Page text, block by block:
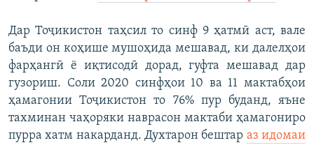
Дар Тоҷикистон таҳсил то синф 9 ҳатмӣ аст, вале
баъди он коҳише мушоҳида мешавад, ки далелҳои
фарҳангӣ ё иқтисодӣ дорад, гуфта мешавад дар
гузориш. Соли 2020 синфҳои 10 ва 11 мактабҳои
ҳамагонии Тоҷикистон то 76% пур буданд, яъне
тахминан чаҳоряки наврасон мактаби ҳамагониро
пурра хатм накарданд. Духтарон бештар аз идомаи